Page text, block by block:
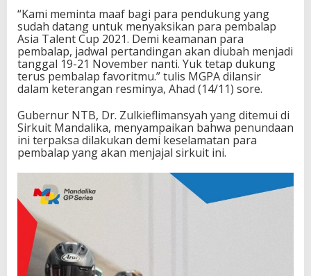
a
n
“Kami meminta maaf bagi para pendukung yang
sudah datang untuk menyaksikan para pembalap
Asia Talent Cup 2021. Demi keamanan para
pembalap, jadwal pertandingan akan diubah menjadi
tanggal 19-21 November nanti. Yuk tetap dukung
terus pembalap favoritmu.” tulis MGPA dilansir
dalam keterangan resminya, Ahad (14/11) sore.
Gubernur NTB, Dr. Zulkieflimansyah yang ditemui di
Sirkuit Mandalika, menyampaikan bahwa penundaan
ini terpaksa dilakukan demi keselamatan para
pembalap yang akan menjajal sirkuit ini.